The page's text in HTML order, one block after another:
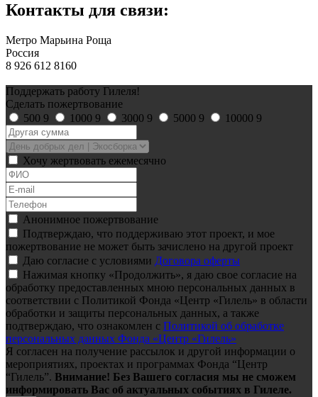
Контакты для связи:
Метро Марьина Роща
Россия
8 926 612 8160
Поддержать работу Гилеля!
Сделать пожертвование
500 9 1000 9 3000 9 5000 9 10000 9
Хочу жертвовать ежемесячно
Анонимное пожертвование
Подтверждаю, что поддерживаю этот проект, и мое
пожертвование не может быть зачислено на другой проект
Даю согласие с условиями Договора оферты
Нажимая кнопку «Продолжить», я даю свое согласие на
обработку предоставленных мною персональных данных в
соответствии с Политикой Фонда «Центр «Гилель» в области
обработки и защиты персональных данных, а также
подтверждаю, что ознакомлен с Политикой об обработке
персональных данных Фонда «Центр «Гилель»
Я согласен на получение рассылок и другой информации о
мероприятиях, проектах и программах Фонда “Центр
“Гилель”. Внимание! Без Вашего согласия мы не сможем
информировать Вас об актуальных событиях в Гилеле.